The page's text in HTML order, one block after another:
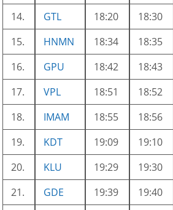
14.
GTL 18:20 18:30
15.
HNMN 18:34 18:35
16.
GPU 18:42 18:43
17.
VPL 18:51 18:52
18.
IMAM 18:55 18:56
19.
KDT 19:09 19:10
20.
KLU 19:29 19:30
21.
GDE 19:39 19:40